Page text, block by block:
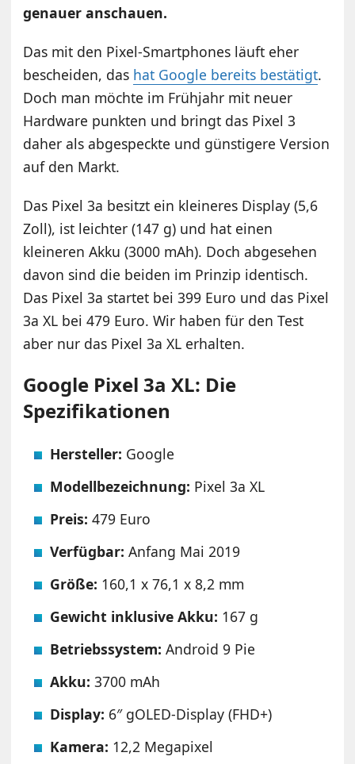
genauer anschauen.
Das mit den Pixel-Smartphones läuft eher
bescheiden, das hat Google bereits bestätigt.
Doch man möchte im Frühjahr mit neuer
Hardware punkten und bringt das Pixel 3
daher als abgespeckte und günstigere Version
auf den Markt.
Das Pixel 3a besitzt ein kleineres Display (5,6
Zoll), ist leichter (147 g) und hat einen
kleineren Akku (3000 mAh). Doch abgesehen
davon sind die beiden im Prinzip identisch.
Das Pixel 3a startet bei 399 Euro und das Pixel
3a XL bei 479 Euro. Wir haben für den Test
aber nur das Pixel 3a XL erhalten.
Google Pixel 3a XL: Die
Spezifikationen
Hersteller: Google
Modellbezeichnung: Pixel 3a XL
Preis:479 Euro
Verfügbar: Anfang Mai 2019
Größe: 160,1 x 76,1 x 8,2 mm
Gewicht inklusive Akku: 167 g
Betriebssystem: Android 9 Pie
Akku: 3700 mAh
Display: 6″ gOLED-Display (FHD+)
Kamera: 12,2 Megapixel